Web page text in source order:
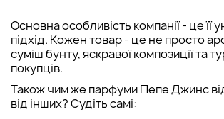
Основна особливість компанії - це її
підхід. Кожен товар - це не просто
суміш бунту, яскравої композиції та
покупців.
Також чим же парфуми Пепе Джинс
від інших? Судіть самі: